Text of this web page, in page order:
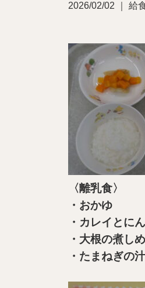
2026/02/02 ｜ 給
〈離乳食〉
・おかゆ
・カレイとに
・大根の煮しめ
・たまねぎの汁